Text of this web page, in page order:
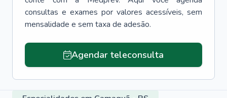
consultas e exames por valores acessíveis, sem
mensalidade e sem taxa de adesão.
Agendar teleconsulta